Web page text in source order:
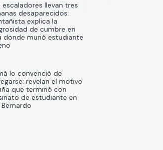
escaladores llevan tres
desaparecidos:
explica la
de cumbre en
donde murió estudiante
lo convenció de
revelan el motivo
que terminó con
de estudiante en
Bernardo